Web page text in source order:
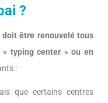
?
doit être renouvelé tous
typing center » ou en
:
que certains centres